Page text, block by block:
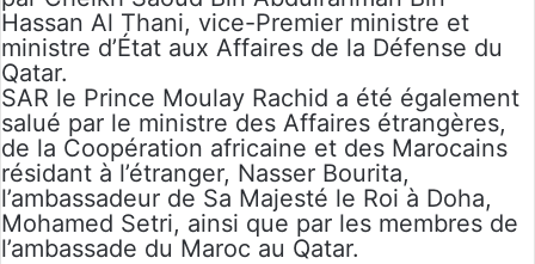
Hassan Al Thani, vice-Premier ministre et
ministre d’État aux Affaires de la Défense du
Qatar.
SAR le Prince Moulay Rachid a été également
salué par le ministre des Affaires étrangères,
de la Coopération africaine et des Marocains
résidant à l’étranger, Nasser Bourita,
l’ambassadeur de Sa Majesté le Roi à Doha,
Mohamed Setri, ainsi que par les membres de
l’ambassade du Maroc au Qatar.